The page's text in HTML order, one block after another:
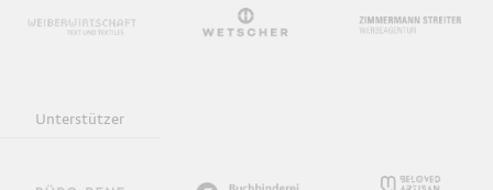
Unterstützer